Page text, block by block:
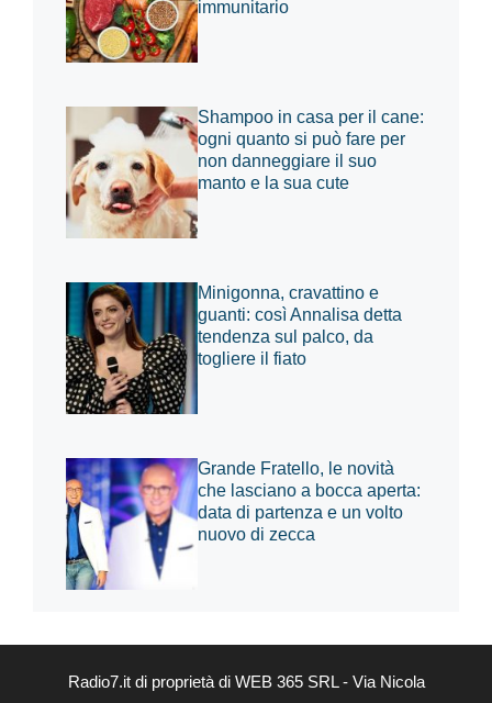
immunitario
Shampoo in casa per il cane:
ogni quanto si può fare per
non danneggiare il suo
manto e la sua cute
Minigonna, cravattino e
guanti: così Annalisa detta
tendenza sul palco, da
togliere il fiato
Grande Fratello, le novità
che lasciano a bocca aperta:
data di partenza e un volto
nuovo di zecca
Radio7.it di proprietà di WEB 365 SRL - Via Nicola